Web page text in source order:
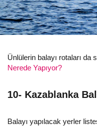
Ünlülerin balayı rotaları da
Nerede Yapıyor?
10- Kazablanka
Balayı yapılacak yerler